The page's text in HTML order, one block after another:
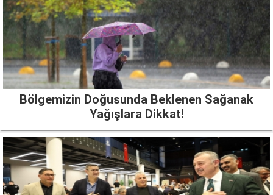
Bölgemizin Doğusunda Beklenen Sağanak
Yağışlara Dikkat!